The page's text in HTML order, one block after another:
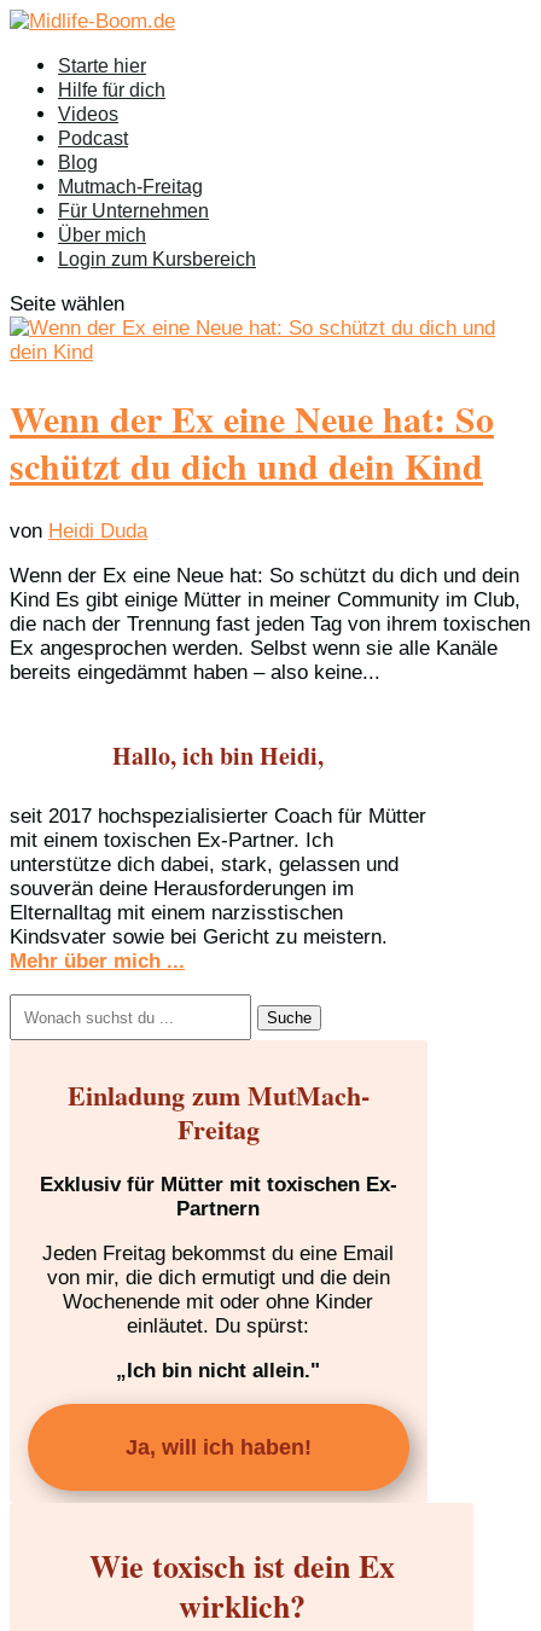
Starte hier
Hilfe für dich
Videos
Podcast
Blog
Mutmach-Freitag
Für Unternehmen
Über mich
Login zum Kursbereich
Seite wählen
Wenn der Ex eine Neue hat: So
schützt du dich und dein Kind
von Heidi Duda
Wenn der Ex eine Neue hat: So schützt du dich und dein
Kind Es gibt einige Mütter in meiner Community im Club,
die nach der Trennung fast jeden Tag von ihrem toxischen
Ex angesprochen werden. Selbst wenn sie alle Kanäle
bereits eingedämmt haben – also keine...
Hallo, ich bin Heidi,
seit 2017 hochspezialisierter Coach für Mütter
mit einem toxischen Ex-Partner. Ich
unterstütze dich dabei, stark, gelassen und
souverän deine Herausforderungen im
Elternalltag mit einem narzisstischen
Kindsvater sowie bei Gericht zu meistern.
Mehr über mich ...
nach:
Einladung zum MutMach-
Freitag
Exklusiv für Mütter mit toxischen Ex-
Partnern
Jeden Freitag bekommst du eine Email
von mir, die dich ermutigt und die dein
Wochenende mit oder ohne Kinder
einläutet. Du spürst:
„Ich bin nicht allein."
Ja, will ich haben!
Wie toxisch ist dein Ex
wirklich?